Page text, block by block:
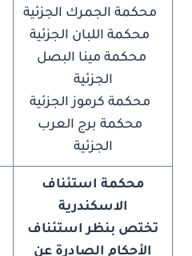
محكمة الجمرك الجزئية
محكمة اللبان الجزئية
محكمة مينا البصل
الجزئية
محكمة كرموز الجزئية
محكمة برج العرب
الجزئية
محكمة استئناف
الاسكندرية
تختص بنظر استئناف
الأحكام الصادرة عن